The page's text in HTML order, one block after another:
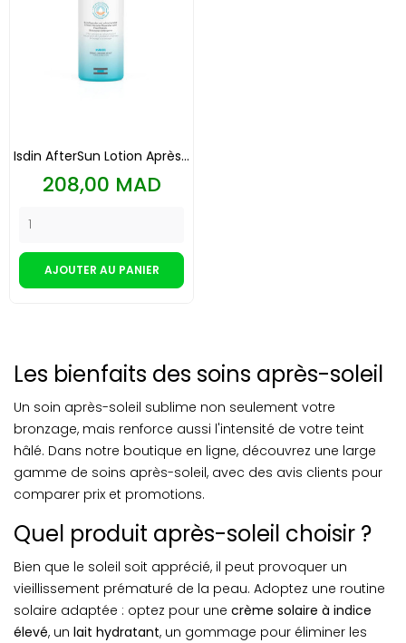
Isdin AfterSun Lotion Après...
Prix
208,00 MAD
AJOUTER AU PANIER
Les bienfaits des soins après-soleil
Un soin après-soleil sublime non seulement votre
bronzage, mais renforce aussi l'intensité de votre teint
hâlé. Dans notre boutique en ligne, découvrez une large
gamme de soins après-soleil, avec des avis clients pour
comparer prix et promotions.
Quel produit après-soleil choisir ?
Bien que le soleil soit apprécié, il peut provoquer un
vieillissement prématuré de la peau. Adoptez une routine
solaire adaptée : optez pour une crème solaire à indice
élevé, un lait hydratant, un gommage pour éliminer les